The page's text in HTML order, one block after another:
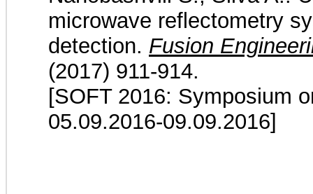
microwave reflectometry
detection. Fusion
(2017) 911-914.
[SOFT 2016: Symposium
05.09.2016-09.09.2016]